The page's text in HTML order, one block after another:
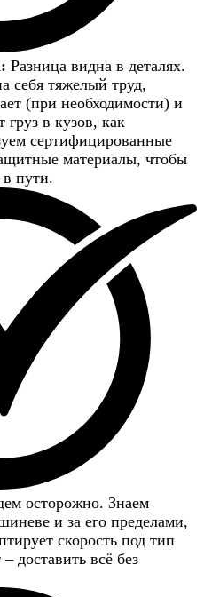
Разница видна в деталях.
себя тяжелый труд,
(при необходимости) и
груз в кузов, как
сертифицированные
материалы, чтобы
в пути.
осторожно. Знаем
и за его пределами,
скорость под тип
доставить всё без